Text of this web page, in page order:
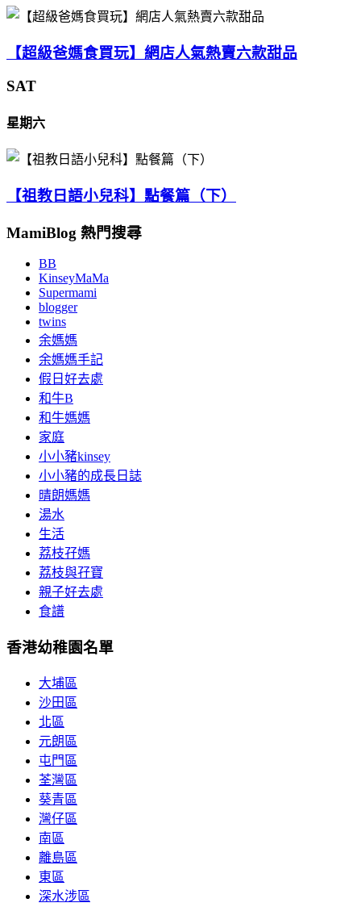
【超級爸媽食買玩】網店人氣熱賣六款甜品
SAT
星期六
【祖教日語小兒科】點餐篇（下）
MamiBlog 熱門搜尋
BB
KinseyMaMa
Supermami
blogger
twins
余媽媽
余媽媽手記
假日好去處
和牛B
和牛媽媽
家庭
小小豬kinsey
小小豬的成長日誌
晴朗媽媽
湯水
生活
荔枝孖媽
荔枝與孖寶
親子好去處
食譜
香港幼稚園名單
大埔區
沙田區
北區
元朗區
屯門區
荃灣區
葵青區
灣仔區
南區
離島區
東區
深水涉區